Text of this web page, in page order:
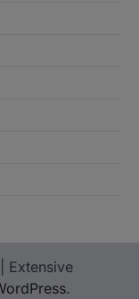
| Extensive
.